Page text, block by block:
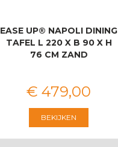
EASE UP® NAPOLI DINING
TAFEL L 220 X B 90 X H
76 CM ZAND
€ 479,00
BEKIJKEN